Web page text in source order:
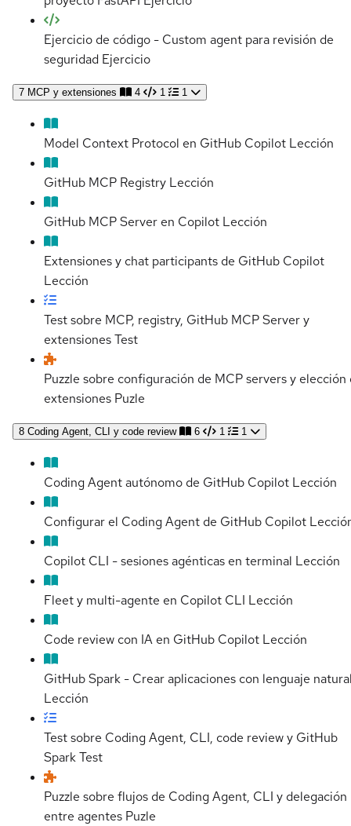
Ejercicio de código - Custom agent para revisión de
seguridad Ejercicio
7 MCP y extensiones 4 1 1
Model Context Protocol en GitHub Copilot Lección
GitHub MCP Registry Lección
GitHub MCP Server en Copilot Lección
Extensiones y chat participants de GitHub Copilot
Lección
Test sobre MCP, registry, GitHub MCP Server y
extensionesTest
Puzzle sobre configuración de MCP servers y elección
extensiones Puzle
8 Coding Agent, CLI y code review 6 1 1
Coding Agent autónomo de GitHub Copilot Lección
Configurar el Coding Agent de GitHub Copilot
Copilot CLI - sesiones agénticas en terminal Lección
Fleet y multi-agente en Copilot CLI Lección
Code review con IA en GitHub Copilot Lección
GitHub Spark - Crear aplicaciones con lenguaje
Lección
Test sobre Coding Agent, CLI, code review y GitHub
SparkTest
Puzzle sobre flujos de Coding Agent, CLI y delegación
entre agentes Puzle